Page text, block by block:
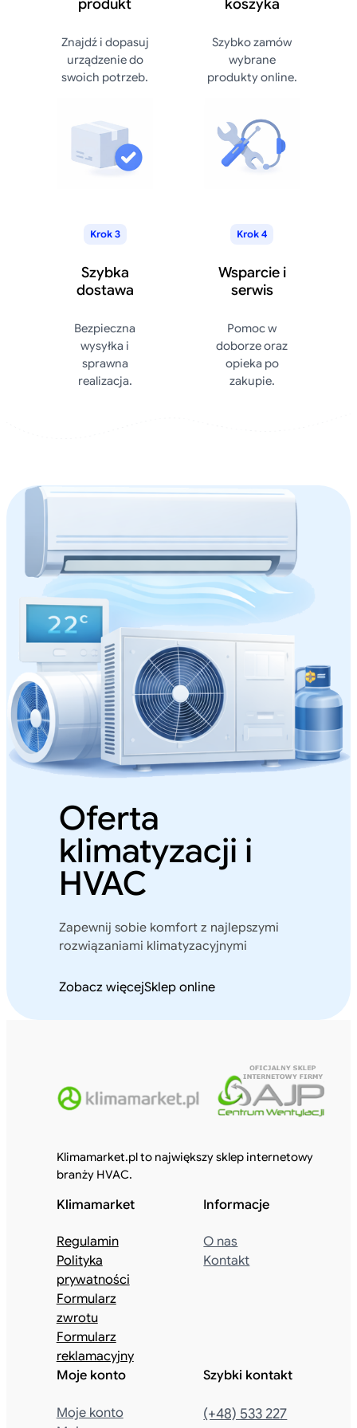
produkt
Znajdź i dopasuj
urządzenie do
swoich potrzeb.
koszyka
Szybko zamów
wybrane
produkty online.
Krok 3
Szybka
dostawa
Bezpieczna
wysyłka i
sprawna
realizacja.
Krok 4
Wsparcie i
serwis
Pomoc w
doborze oraz
opieka po
zakupie.
Oferta
klimatyzacji i
HVAC
Zapewnij sobie komfort z najlepszymi
rozwiązaniami klimatyzacyjnymi
Zobacz więcejSklep online
Klimamarket.pl to największy sklep internetowy
branży HVAC.
Klimamarket
Regulamin
Polityka
prywatności
Formularz
zwrotu
Formularz
reklamacyjny
Informacje
O nas
Kontakt
Moje konto
Moje konto
Szybki kontakt
(+48) 533 227